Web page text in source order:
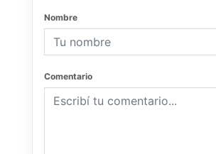
Nombre
Comentario